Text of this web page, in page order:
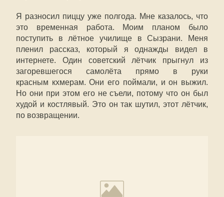
Я разносил пиццу уже полгода. Мне казалось, что
это временная работа. Моим планом было
поступить в лётное училище в Сызрани. Меня
пленил рассказ, который я однажды видел в
интернете. Один советский лётчик прыгнул из
загоревшегося самолёта прямо в руки
красным кхмерам. Они его поймали, и он выжил.
Но они при этом его не съели, потому что он был
худой и костлявый. Это он так шутил, этот лётчик,
по возвращении.